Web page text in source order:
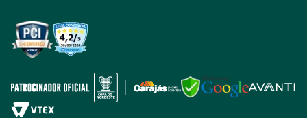
Política de Privacidade
Política de Cookie
Política de Desconto
Fale com encarregado de dados